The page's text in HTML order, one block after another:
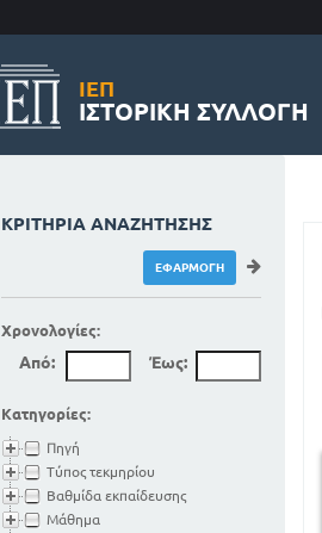
ΙΕΠ
ΙΣΤΟΡΙΚΉ ΣΥΛΛΟΓΉ
ΚΡΙΤΉΡΙΑ ΑΝΑΖΉΤΗΣΗΣ
Χρονολογίες:
Από: Έως:
Κατηγορίες:
Πηγή
Τύπος τεκμηρίου
Βαθμίδα εκπαίδευσης
Μάθημα